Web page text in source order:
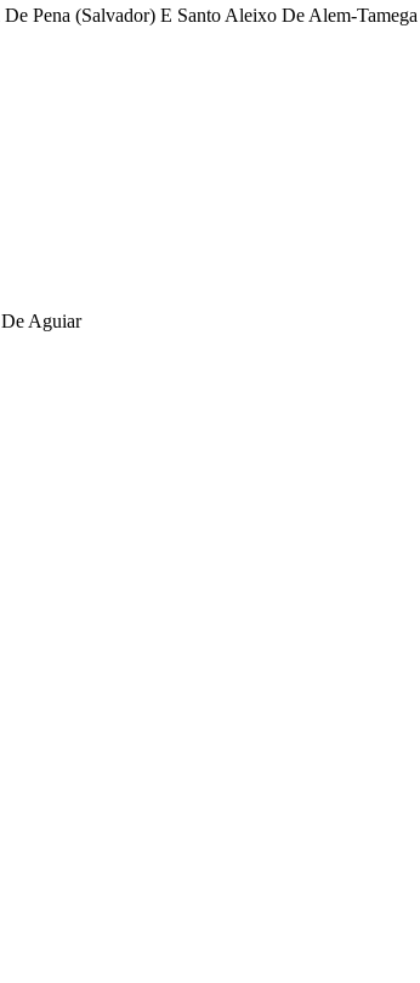
Pena (Salvador) E Santo Aleixo De Alem-Tamega
Aguiar